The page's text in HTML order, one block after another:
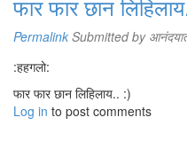
फार फार छान
Permalink Submitted by
:हहगलो:
फार फार छान लिहिलाय.. :)
Log in to post comments